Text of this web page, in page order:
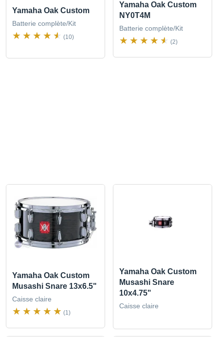
Yamaha Oak Custom
Batterie complète/Kit
(10)
Yamaha Oak Custom
NY0T4M
Batterie complète/Kit
(2)
Yamaha Oak Custom
Musashi Snare 13x6.5"
Caisse claire
(1)
Yamaha Oak Custom
Musashi Snare
10x4.75"
Caisse claire